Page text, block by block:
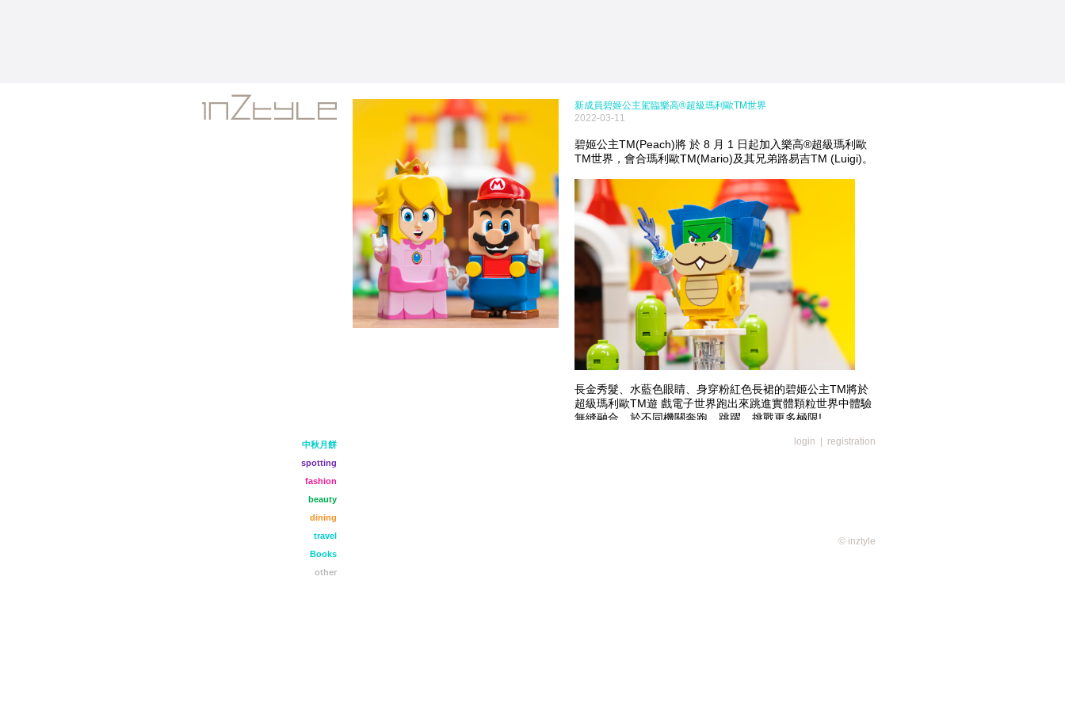
新成員碧姬公主駕臨樂高®超級瑪利歐TM世界
2022-03-11
碧姬公主TM(Peach)將 於 8 月 1 日起加入樂高®超級瑪利歐
TM世界，會合瑪利歐TM(Mario)及其兄弟路易吉TM (Luigi)。
長金秀髮、水藍色眼睛、身穿粉紅色長裙的碧姬公主TM將於
超級瑪利歐TM遊 戲電子世界跑出來跳進實體顆粒世界中體驗
無縫融合，於不同機關奔跑、跳躍、挑戰更多極限!
中秋月餅
spotting
fashion
beauty
dining
travel
Books
other
login registration
© inztyle